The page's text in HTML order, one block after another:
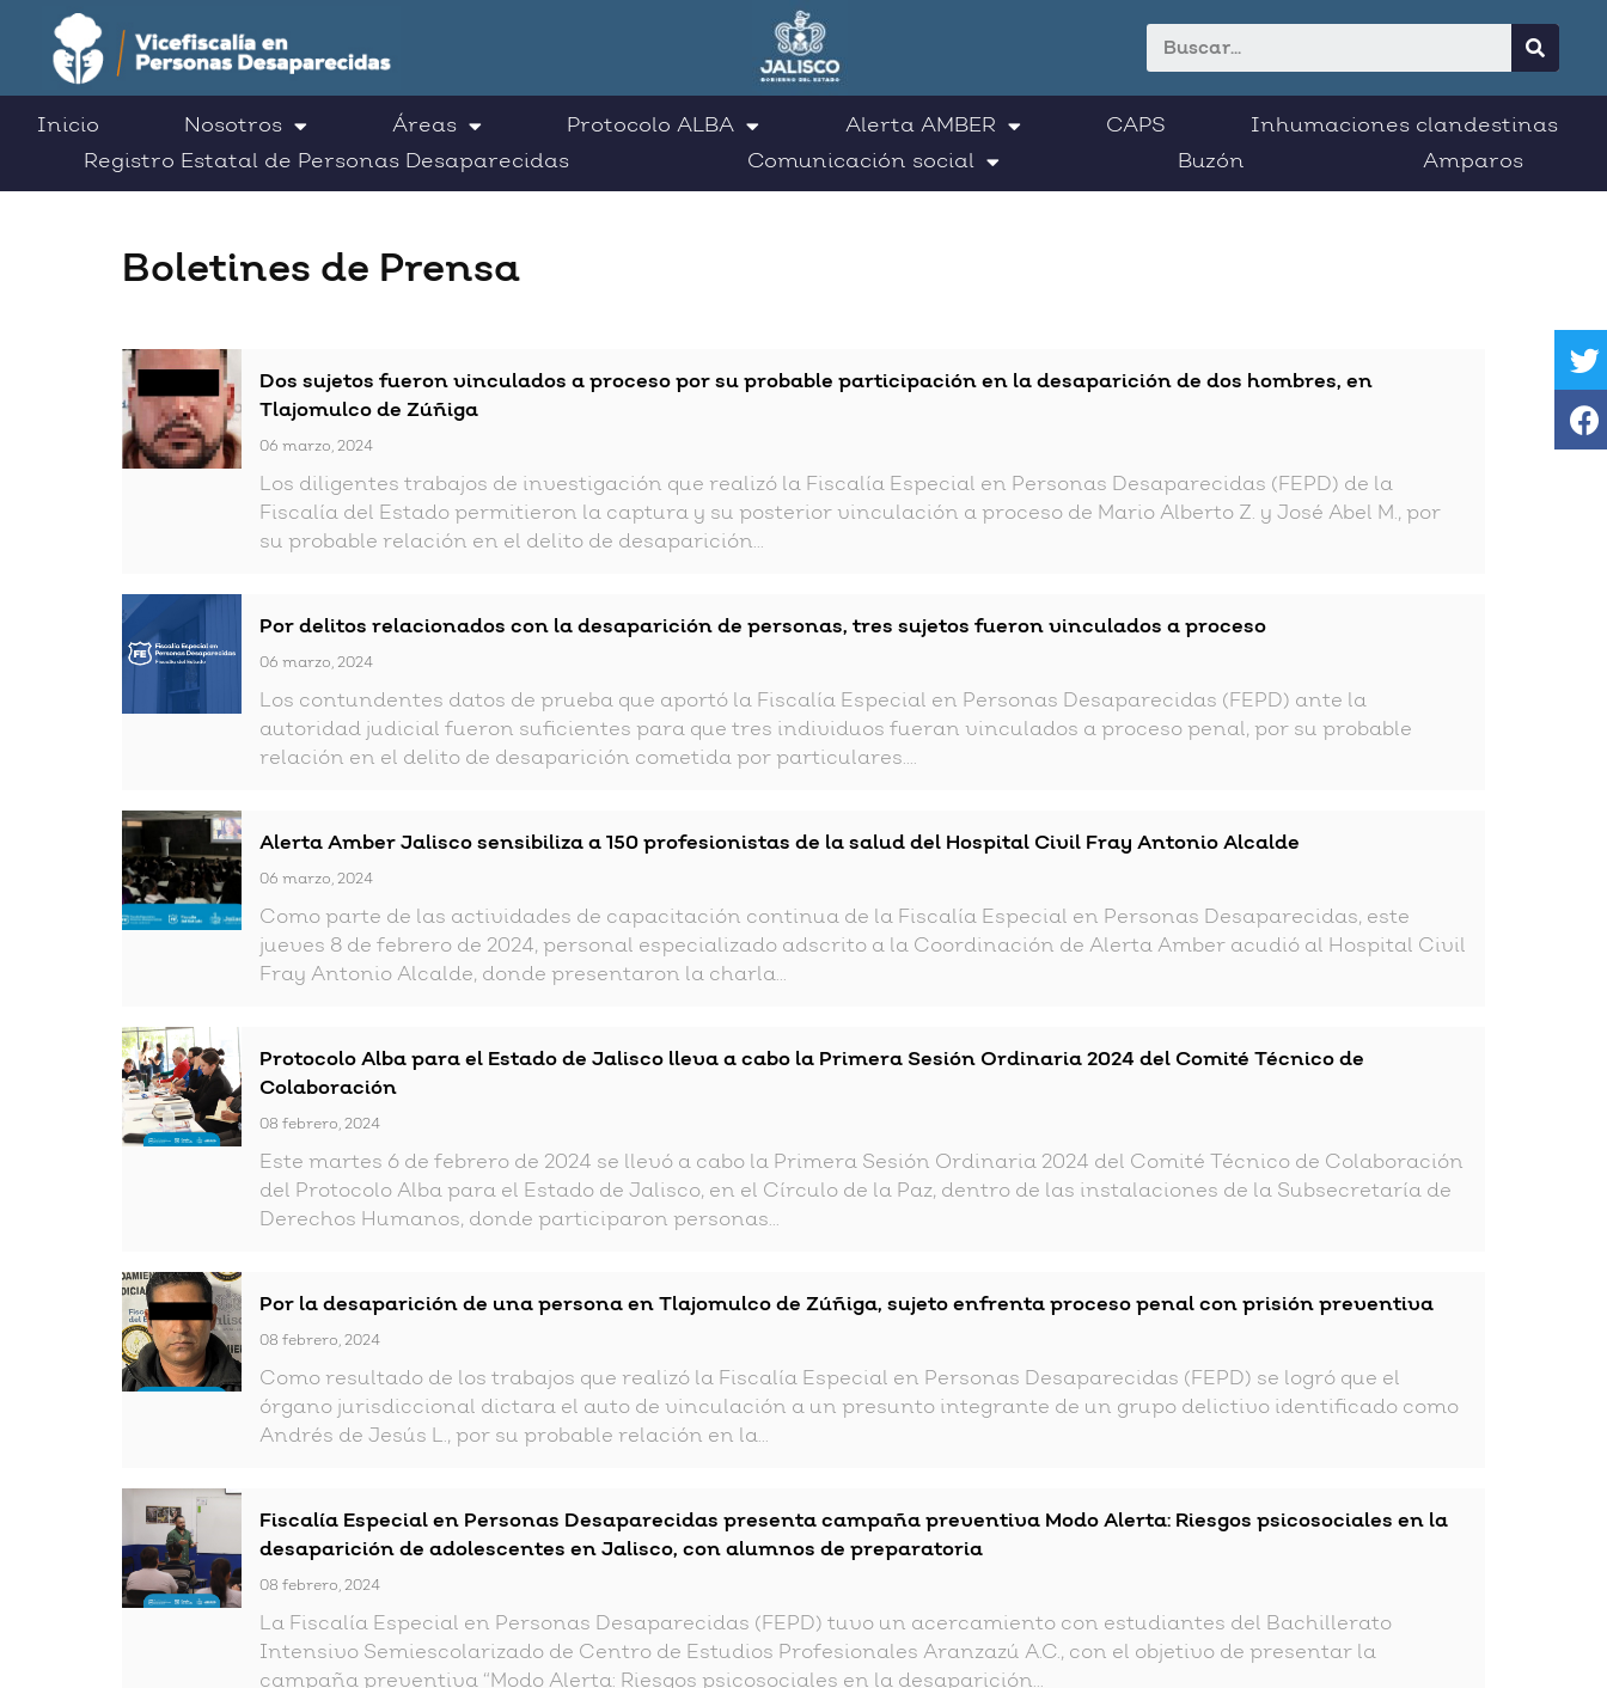
Inicio Nosotros Áreas Protocolo ALBA Alerta AMBER CAPS
Inhumaciones clandestinas
Registro Estatal de Personas Desaparecidas
Comunicación social Buzón Amparos
Boletines de Prensa
Dos sujetos fueron vinculados a proceso por su probable participación en la desaparición de dos hombres, en
Tlajomulco de Zúñiga
06 marzo, 2024
Los diligentes trabajos de investigación que realizó la Fiscalía Especial en Personas Desaparecidas (FEPD) de la
Fiscalía del Estado permitieron la captura y su posterior vinculación a proceso de Mario Alberto Z. y José Abel M., por
su probable relación en el delito de desaparición...
Por delitos relacionados con la desaparición de personas, tres sujetos fueron vinculados a proceso
06 marzo, 2024
Los contundentes datos de prueba que aportó la Fiscalía Especial en Personas Desaparecidas (FEPD) ante la
autoridad judicial fueron suficientes para que tres individuos fueran vinculados a proceso penal, por su probable
relación en el delito de desaparición cometida por particulares....
Alerta Amber Jalisco sensibiliza a 150 profesionistas de la salud del Hospital Civil Fray Antonio Alcalde
06 marzo, 2024
Como parte de las actividades de capacitación continua de la Fiscalía Especial en Personas Desaparecidas, este
jueves 8 de febrero de 2024, personal especializado adscrito a la Coordinación de Alerta Amber acudió al Hospital Civil
Fray Antonio Alcalde, donde presentaron la charla...
Protocolo Alba para el Estado de Jalisco lleva a cabo la Primera Sesión Ordinaria 2024 del Comité Técnico de
Colaboración
08 febrero, 2024
Este martes 6 de febrero de 2024 se llevó a cabo la Primera Sesión Ordinaria 2024 del Comité Técnico de Colaboración
del Protocolo Alba para el Estado de Jalisco, en el Círculo de la Paz, dentro de las instalaciones de la Subsecretaría de
Derechos Humanos, donde participaron personas...
Por la desaparición de una persona en Tlajomulco de Zúñiga, sujeto enfrenta proceso penal con prisión preventiva
08 febrero, 2024
Como resultado de los trabajos que realizó la Fiscalía Especial en Personas Desaparecidas (FEPD) se logró que el
órgano jurisdiccional dictara el auto de vinculación a un presunto integrante de un grupo delictivo identificado como
Andrés de Jesús L., por su probable relación en la...
Fiscalía Especial en Personas Desaparecidas presenta campaña preventiva Modo Alerta: Riesgos psicosociales en la
desaparición de adolescentes en Jalisco, con alumnos de preparatoria
08 febrero, 2024
La Fiscalía Especial en Personas Desaparecidas (FEPD) tuvo un acercamiento con estudiantes del Bachillerato
Intensivo Semiescolarizado de Centro de Estudios Profesionales Aranzazú A.C., con el objetivo de presentar la
campaña preventiva “Modo Alerta: Riesgos psicosociales en la desaparición...